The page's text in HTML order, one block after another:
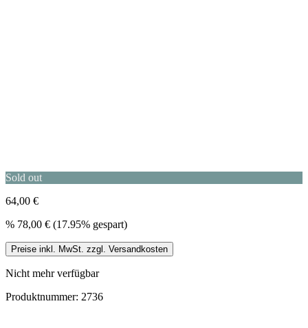
Sold out
64,00 €
% 78,00 € (17.95% gespart)
Preise inkl. MwSt. zzgl. Versandkosten
Nicht mehr verfügbar
Produktnummer: 2736